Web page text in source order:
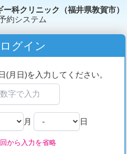
科クリニック（福井県敦賀市）
約システム
ログイン
(月日)を入力してください。
月 日
から入力を省略